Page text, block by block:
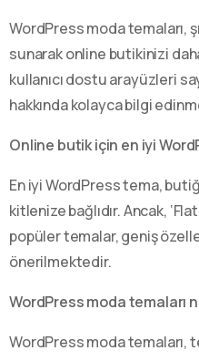
WordPress moda temaları,
sunarak online butikinizi
kullanıcı dostu arayüzleri
hakkında kolayca bilgi
Online butik için en iyi
En iyi WordPress tema,
kitlenize bağlıdır. Ancak,
popüler temalar, geniş
önerilmektedir.
WordPress moda temaları
WordPress moda temaları,